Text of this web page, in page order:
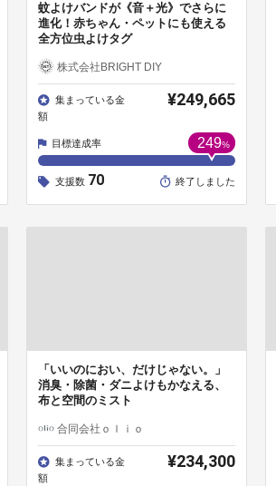
蚊よけバンドが《音＋光》でさらに
進化！赤ちゃん・ペットにも使える
全方位虫よけタグ
株式会社BRIGHT DIY
集まっている金
額
¥249,665
目標達成率 249%
支援数 70 終了しました
「いいのにおい、だけじゃない。」
消臭・除菌・ダニよけもかなえる、
布と空間のミスト
合同会社ｏｌｉｏ
集まっている金
額
¥234,300